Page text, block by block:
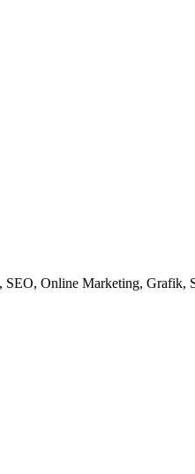
Online Marketing,